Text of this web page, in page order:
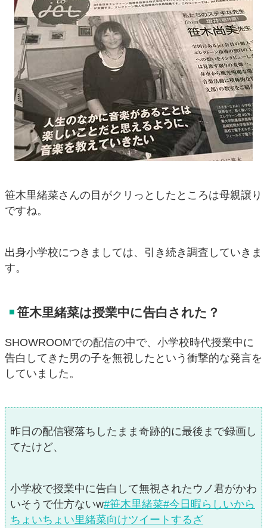
笹木里緒菜さんの目がクリっとしたところは母親譲り
ですね。
出身小学校につきましては、引き続き調査していきま
す。
笹木里緒菜は授業中に告白された？
SHOWROOMでの配信の中で、小学校時代授業中に
告白してきた男の子を無視したという衝撃的な発言を
していました。
昨日の配信寝落ちしたまま奇跡的に最後まで録画し
てたけど、
小学校で授業中に告白して無視されたウノ君がかわ
いそうで仕方ないw#笹木里緒菜#今日暇らしいから
ちょいちょい里緒菜向けツイートするざ